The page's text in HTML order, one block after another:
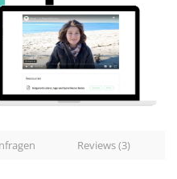
Reviews (3)